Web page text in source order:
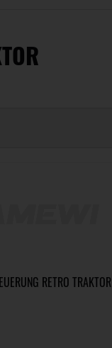
RETRO TRAKTOR